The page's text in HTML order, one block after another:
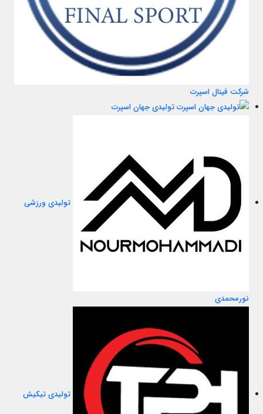
شرکت فینال اسپرت
تولیدی جهان اسپرت
تولیدی ورزشی
نورمحمدی
تولیدی تیکیش